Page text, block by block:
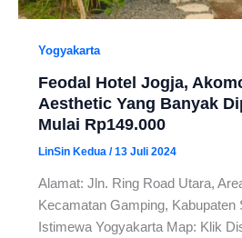
Yogyakarta
Feodal Hotel Jogja,
Aesthetic Yang Banyak
Mulai Rp149.000
LinSin Kedua /13 Juli 2024
Alamat: Jln. Ring Road Utara,
Kecamatan Gamping, Kabupaten
Istimewa Yogyakarta Map: Klik